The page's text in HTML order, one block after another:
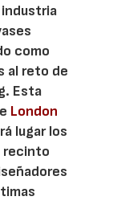
como
al reto de
Esta
London
lugar los
recinto